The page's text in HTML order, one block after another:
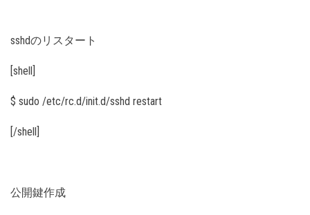
sshdのリスタート
[shell]
$ sudo /etc/rc.d/init.d/sshd restart
[/shell]
公開鍵作成